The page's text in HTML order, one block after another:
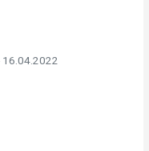
16.04.2022